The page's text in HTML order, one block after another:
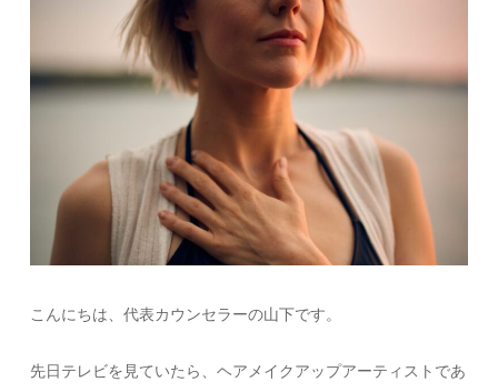
こんにちは、代表カウンセラーの山下です。
先日テレビを見ていたら、ヘアメイクアップアーティストであ